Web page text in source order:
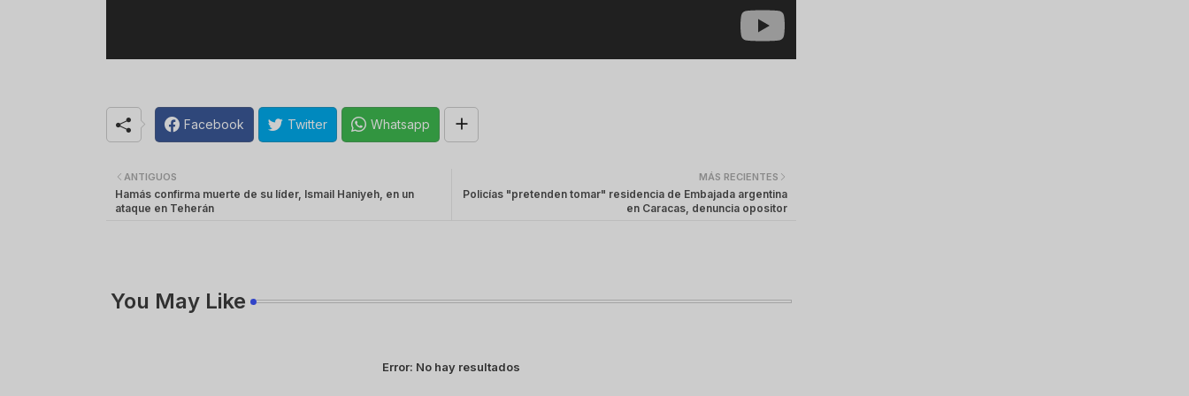
Facebook Twitter Whatsapp
MÁS RECIENTES
Policías "pretenden tomar" residencia de Embajada argentina
en Caracas, denuncia opositor
ANTIGUOS
Hamás confirma muerte de su líder, Ismail Haniyeh, en un
ataque en Teherán
You May Like
Error: No hay resultados